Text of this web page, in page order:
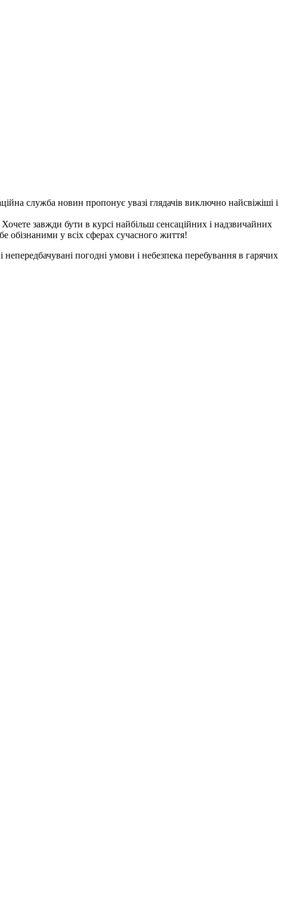
служба новин пропонує увазі глядачів виключно найсвіжіші і
завжди бути в курсі найбільш сенсаційних і надзвичайних
у всіх сферах сучасного життя!
погодні умови і небезпека перебування в гарячих